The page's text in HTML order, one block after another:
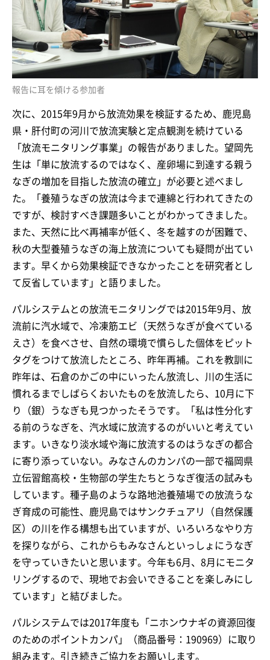
報告に耳を傾ける参加者
次に、2015年9月から放流効果を検証するため、鹿児島
県・肝付町の河川で放流実験と定点観測を続けている
「放流モニタリング事業」の報告がありました。望岡先
生は「単に放流するのではなく、産卵場に到達する親う
なぎの増加を目指した放流の確立」が必要と述べまし
た。「養殖うなぎの放流は今まで連綿と行われてきたの
ですが、検討すべき課題多いことがわかってきました。
また、天然に比べ再補率が低く、冬を越すのが困難で、
秋の大型養殖うなぎの海上放流についても疑問が出てい
ます。早くから効果検証できなかったことを研究者とし
て反省しています」と語りました。
パルシステムとの放流モニタリングでは2015年9月、放
流前に汽水域で、冷凍筋エビ（天然うなぎが食べている
えさ）を食べさせ、自然の環境で慣らした個体をピット
タグをつけて放流したところ、昨年再補。これを教訓に
昨年は、石倉のかごの中にいったん放流し、川の生活に
慣れるまでしばらくおいたものを放流したら、10月に下
り（銀）うなぎも見つかったそうです。「私は性分化す
る前のうなぎを、汽水域に放流するのがいいと考えてい
ます。いきなり淡水域や海に放流するのはうなぎの都合
に寄り添っていない。みなさんのカンパの一部で福岡県
立伝習館高校・生物部の学生たちとうなぎ復活の試みも
しています。種子島のような路地池養殖場での放流うな
ぎ育成の可能性、鹿児島ではサンクチュアリ（自然保護
区）の川を作る構想も出ていますが、いろいろなやり方
を探りながら、これからもみなさんといっしょにうなぎ
を守っていきたいと思います。今年も6月、8月にモニタ
リングするので、現地でお会いできることを楽しみにし
ています」と結びました。
パルシステムでは2017年度も「ニホンウナギの資源回復
のためのポイントカンパ」（商品番号：190969）に取り
組みます。引き続きご協力をお願いします。